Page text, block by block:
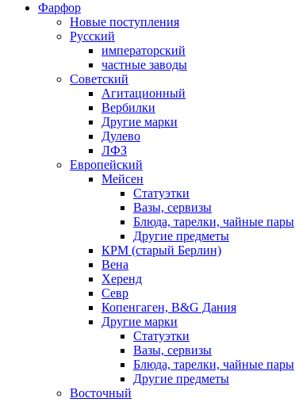
Фарфор
Новые поступления
Русский
императорский
частные заводы
Советский
Агитационный
Вербилки
Другие марки
Дулево
ЛФЗ
Европейский
Мейсен
Статуэтки
Вазы, сервизы
Блюда, тарелки, чайные пары
Другие предметы
КРМ (старый Берлин)
Вена
Херенд
Севр
Копенгаген, B&G Дания
Другие марки
Статуэтки
Вазы, сервизы
Блюда, тарелки, чайные пары
Другие предметы
Восточный